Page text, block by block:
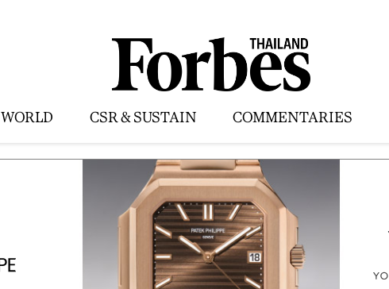
WORLD CSR & SUSTAIN COMMENTARIES